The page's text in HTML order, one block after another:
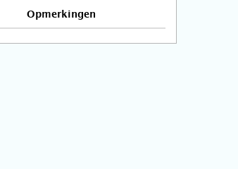
Opmerkingen